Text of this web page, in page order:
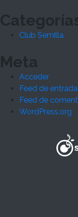
Club Semilla
Meta
Acceder
Feed de
Feed de
WordPress.org